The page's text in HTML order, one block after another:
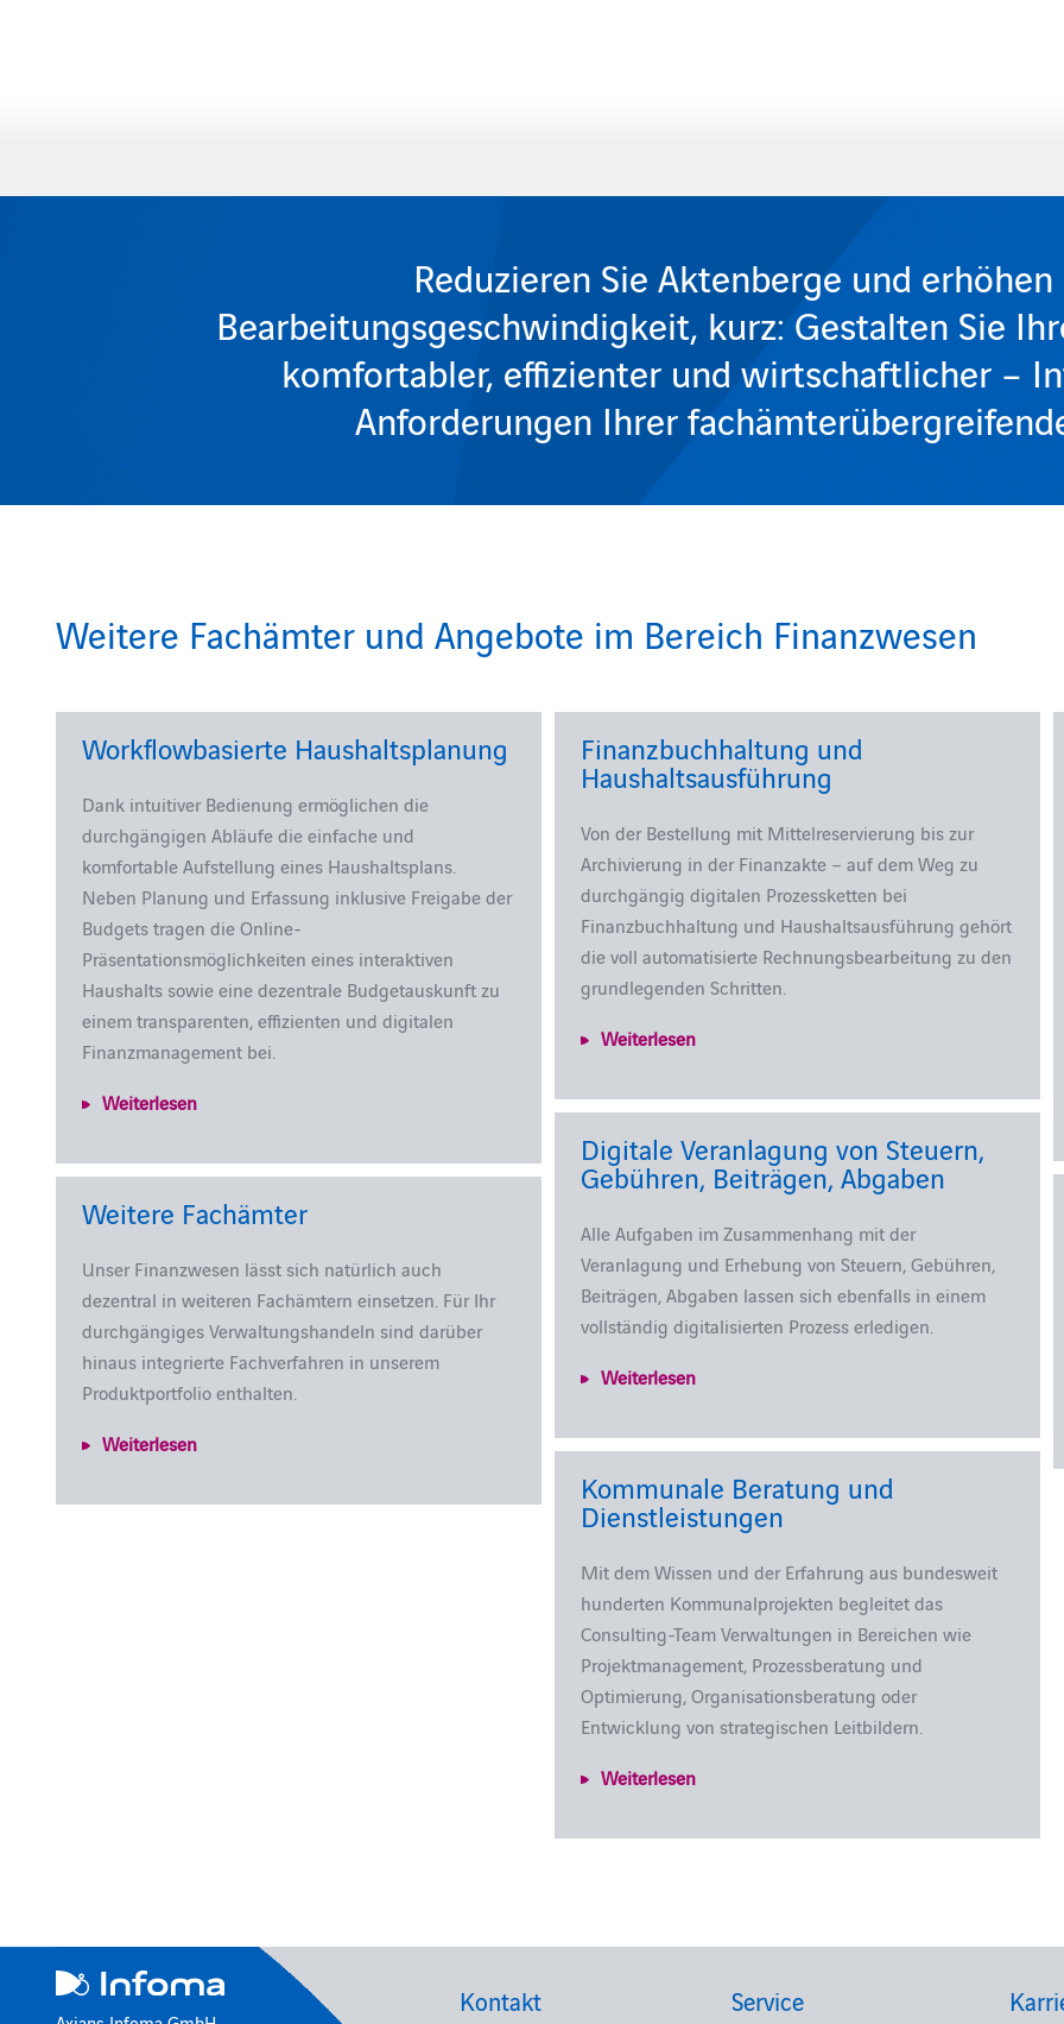
Reduzieren Sie Aktenberge und
Bearbeitungsgeschwindigkeit, kurz: Gestalten Sie
komfortabler, effizienter und wirtschaftlicher –
Anforderungen Ihrer
Weitere Fachämter und Angebote im Bereich Finanzwesen
Workflowbasierte Haushaltsplanung
Dank intuitiver Bedienung ermöglichen die
durchgängigen Abläufe die einfache und
komfortable Aufstellung eines Haushaltsplans.
Neben Planung und Erfassung inklusive Freigabe der
Budgets tragen die Online-
Präsentationsmöglichkeiten eines interaktiven
Haushalts sowie eine dezentrale Budgetauskunft zu
einem transparenten, effizienten und digitalen
Finanzmanagement bei.
Weiterlesen
Finanzbuchhaltung und
Haushaltsausführung
Von der Bestellung mit Mittelreservierung bis zur
Archivierung in der Finanzakte – auf dem Weg zu
durchgängig digitalen Prozessketten bei
Finanzbuchhaltung und Haushaltsausführung gehört
die voll automatisierte Rechnungsbearbeitung zu den
grundlegenden Schritten.
Weiterlesen
Digitale Veranlagung von Steuern,
Gebühren, Beiträgen, Abgaben
Alle Aufgaben im Zusammenhang mit der
Veranlagung und Erhebung von Steuern, Gebühren,
Beiträgen, Abgaben lassen sich ebenfalls in einem
vollständig digitalisierten Prozess erledigen.
Weiterlesen
Weitere Fachämter
Unser Finanzwesen lässt sich natürlich auch
dezentral in weiteren Fachämtern einsetzen. Für Ihr
durchgängiges Verwaltungshandeln sind darüber
hinaus integrierte Fachverfahren in unserem
Produktportfolio enthalten.
Weiterlesen
Kommunale Beratung und
Dienstleistungen
Mit dem Wissen und der Erfahrung aus bundesweit
hunderten Kommunalprojekten begleitet das
Consulting-Team Verwaltungen in Bereichen wie
Projektmanagement, Prozessberatung und
Optimierung, Organisationsberatung oder
Entwicklung von strategischen Leitbildern.
Weiterlesen
Kontakt Service